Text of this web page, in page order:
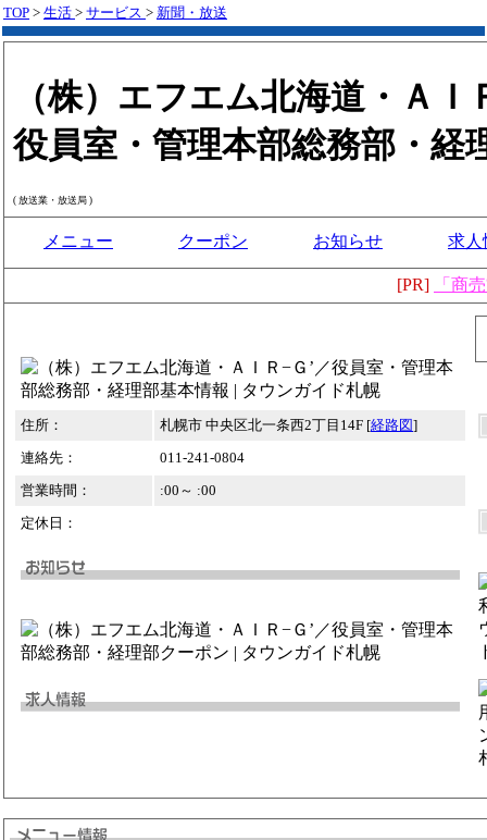
TOP > 生活 > サービス > 新聞・放送
（株）エフエム北海道・ＡＩ
役員室・管理本部総務部・経
( 放送業・放送局 )
メニュー クーポン お知らせ 求人
[PR] 「商
住所： 札幌市 中央区北一条西2丁目14F [経路図]
連絡先：
011-241-0804
営業時間：
:00～ :00
定休日：